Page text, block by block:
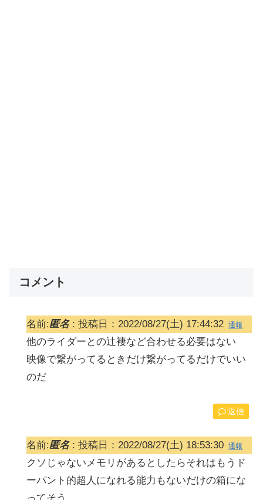
コメント
名前:匿名: 投稿日：2022/08/27(土) 17:44:32 通報
他のライダーとの辻褄など合わせる必要はない
映像で繋がってるときだけ繋がってるだけでいい
のだ
返信
名前:匿名: 投稿日：2022/08/27(土) 18:53:30 通報
クソじゃないメモリがあるとしたらそれはもうド
ーパント的超人になれる能力もないだけの箱にな